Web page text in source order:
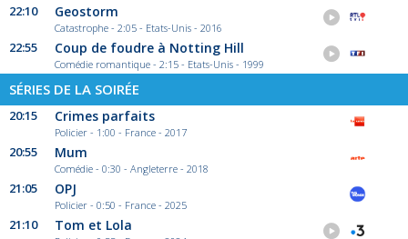
22:10 Geostorm
Catastrophe - 2:05 - Etats-Unis - 2016
22:55 Coup de foudre à Notting Hill
Comédie romantique - 2:15 - Etats-Unis - 1999
SÉRIES DE LA SOIRÉE
20:15 Crimes parfaits
Policier - 1:00 - France - 2017
20:55 Mum
Comédie - 0:30 - Angleterre - 2018
21:05 OPJ
Policier - 0:50 - France - 2025
21:10 Tom et Lola